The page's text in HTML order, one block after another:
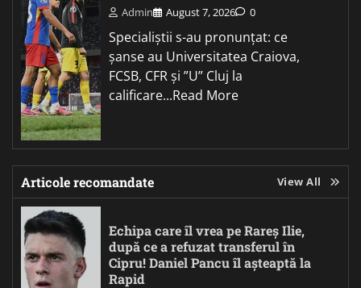
Admin August 7, 2026 0
Specialiștii s-au pronunțat: ce
șanse au Universitatea Craiova,
FCSB, CFR și ”U” Cluj la
calificare...Read More
Articole recomandate View All
Echipa care îl vrea pe Rareș Ilie,
după ce a refuzat transferul în
Cipru! Daniel Pancu îl așteaptă la
Rapid